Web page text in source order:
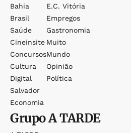
Bahia
Brasil
Saúde
Cineinsite
Concursos
Cultura
Digital
Salvador
Economia
E.c. Vitória
Empregos
Gastronomia
Muito
Mundo
Opinião
Política
GrupoA TARDE